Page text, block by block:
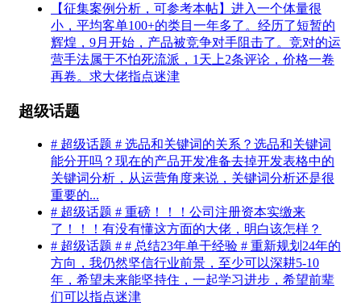
【征集案例分析，可参考本帖】进入一个体量很
小，平均客单100+的类目一年多了。经历了短暂的
辉煌，9月开始，产品被竞争对手阻击了。竞对的运
营手法属于不怕死流派，1天上2条评论，价格一卷
再卷。求大佬指点迷津
超级话题
# 超级话题 # 选品和关键词的关系？选品和关键词
能分开吗？现在的产品开发准备去掉开发表格中的
关键词分析，从运营角度来说，关键词分析还是很
重要的...
# 超级话题 # 重磅！！！公司注册资本实缴来
了！！！有没有懂这方面的大佬，明白该怎样？
# 超级话题 # # 总结23年单干经验 # 重新规划24年的
方向，我仍然坚信行业前景，至少可以深耕5-10
年，希望未来能坚持住，一起学习进步，希望前辈
们可以指点迷津